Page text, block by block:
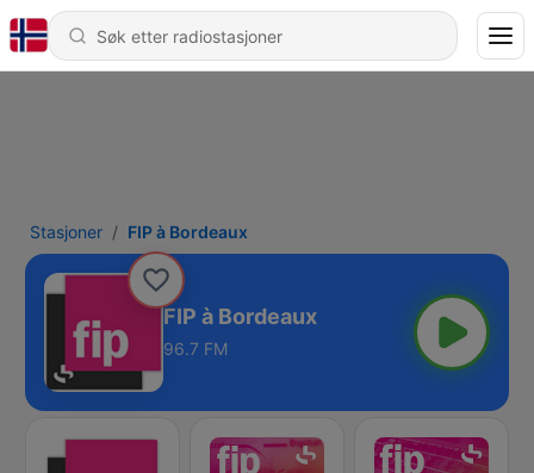
Stasjoner FIP à Bordeaux
FIP à Bordeaux
96.7 FM